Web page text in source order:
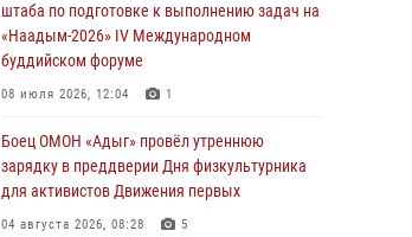
приняли участие в акции «Каникулы с
Росгвардией» в Туве
29 июля 2026, 09:41
отработали экипажи задержаний Росгвардии
в Туве с начала года
29 июля 2026, 08:37
штаба по подготовке к выполнению задач на
«Наадым-2026» IV Международном
буддийском форуме
08 июля 2026, 12:04 1
Боец ОМОН «Адыг» провёл утреннюю
зарядку в преддверии Дня физкультурника
для активистов Движения первых
04 августа 2026, 08:28 5